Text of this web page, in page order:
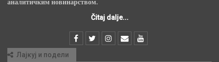
аналитичким новинарством.
Čitaj dalje...
Лајкуј и подели